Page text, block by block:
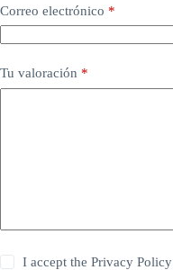
Correo electrónico *
Tu valoración *
I accept thePrivacy Policy